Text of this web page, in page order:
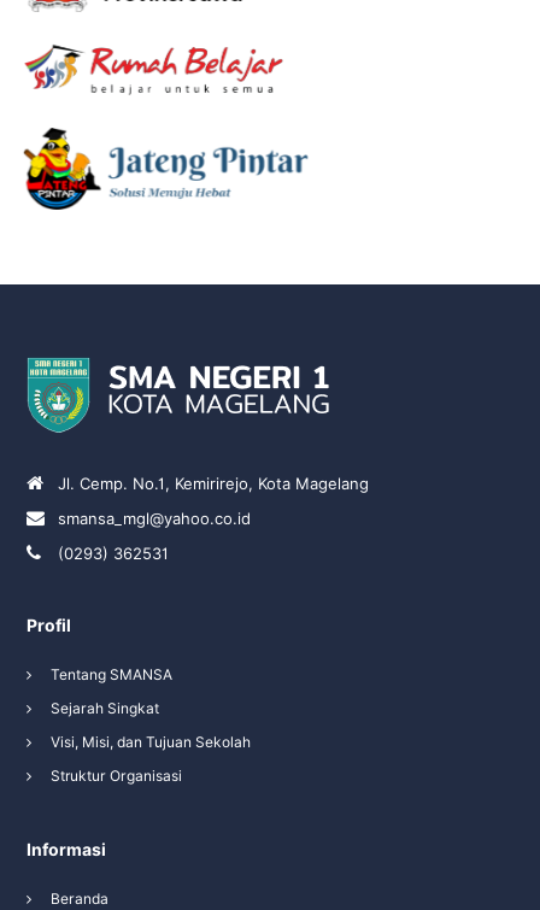
Jl. Cemp. No.1, Kemirirejo, Kota Magelang
smansa_mgl@yahoo.co.id
(0293) 362531
Profil
Tentang SMANSA
Sejarah Singkat
Visi, Misi, dan Tujuan Sekolah
Struktur Organisasi
Informasi
Beranda